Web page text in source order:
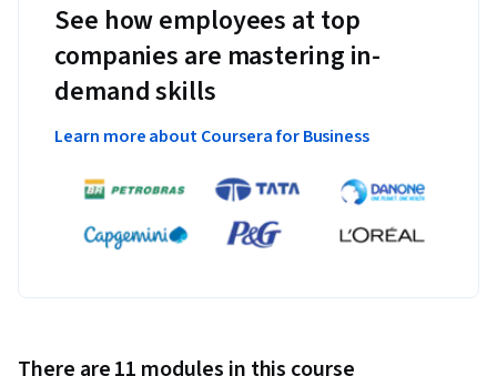
See how employees at top
companies are mastering in-
demand skills
Learn more about Coursera for Business
There are 11 modules in this course